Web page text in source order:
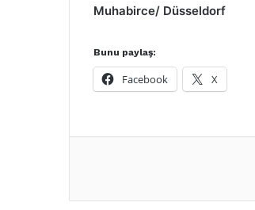
Muhabirce/ Düsseldorf
Bunu paylaş:
Facebook X